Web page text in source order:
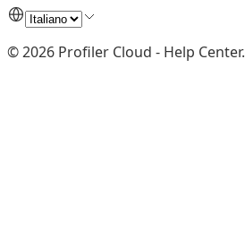
©2026 Profiler Cloud - Help Center.